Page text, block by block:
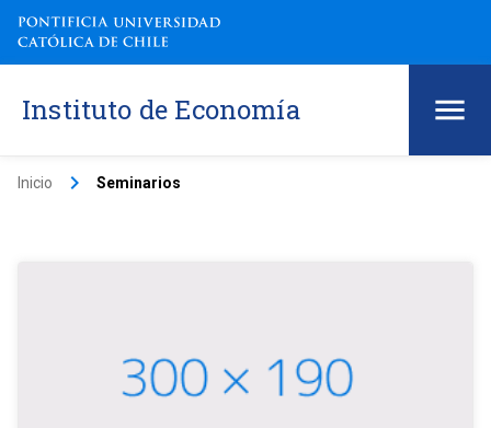
Instituto de Economía
Inicio keyboard_arrow_right Seminarios